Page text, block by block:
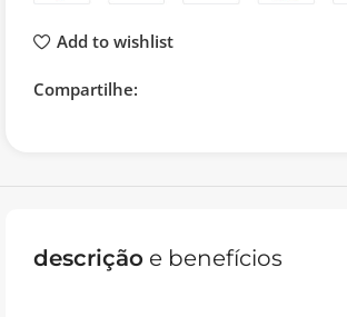
Add to wishlist
Compartilhe:
descrição e benefícios